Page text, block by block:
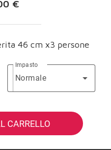
€
46 cm x3 persone
Impasto
Normale
CARRELLO